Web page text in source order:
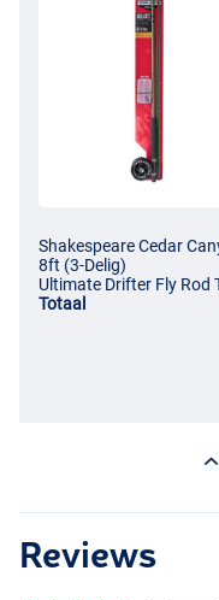
Shakespeare Cedar
8ft (3-Delig)
Ultimate Drifter Fly Rod
Totaal
Reviews